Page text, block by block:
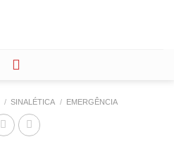
/ SINALÉTICA / EMERGÊNCIA